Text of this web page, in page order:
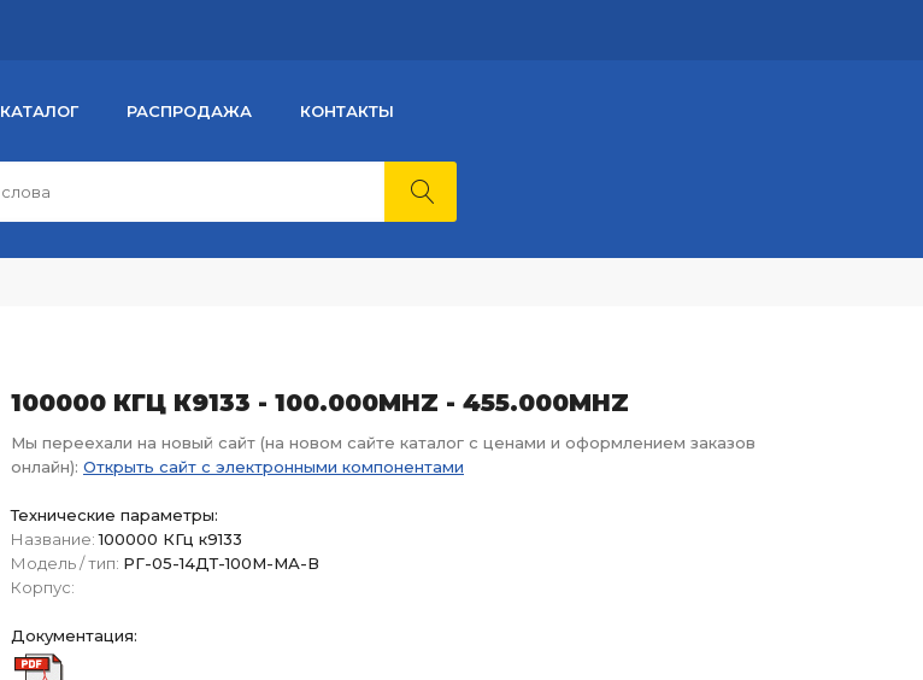
КАТАЛОГ РАСПРОДАЖА КОНТАКТЫ
100000 КГЦ К9133 - 100.000MHZ - 455.000MHZ
Мы переехали на новый сайт (на новом сайте каталог с ценами и оформлением заказов
онлайн): Открыть сайт с электронными компонентами
Технические параметры:
Название: 100000 КГц к9133
Модель / тип: РГ-05-14ДТ-100М-МА-В
Корпус:
Документация: